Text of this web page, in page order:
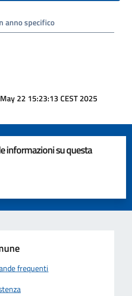
anno specifico
22 15:23:13 CEST 2025
informazioni su questa
stelle su 5
su 5
5
frequenti